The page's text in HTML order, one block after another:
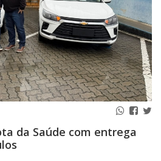
da Saúde com entrega